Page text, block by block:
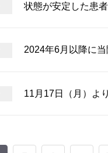
状態が安定した患
2024年6月以降に
11月17日（月）よ